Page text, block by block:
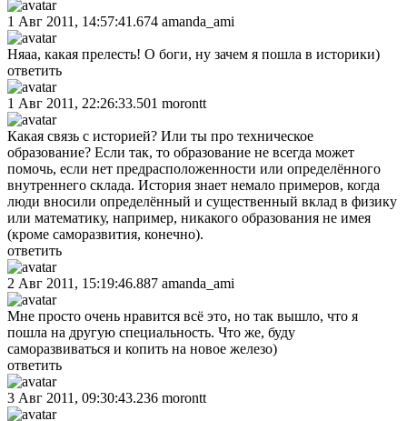
1 Авг 2011, 14:57:41.674 amanda_ami
Няаа, какая прелесть! О боги, ну зачем я пошла в историки)
ответить
1 Авг 2011, 22:26:33.501 morontt
Какая связь с историей? Или ты про техническое
образование? Если так, то образование не всегда может
помочь, если нет предрасположенности или определённого
внутреннего склада. История знает немало примеров, когда
люди вносили определённый и существенный вклад в физику
или математику, например, никакого образования не имея
(кроме саморазвития, конечно).
ответить
2 Авг 2011, 15:19:46.887 amanda_ami
Мне просто очень нравится всё это, но так вышло, что я
пошла на другую специальность. Что же, буду
саморазвиваться и копить на новое железо)
ответить
3 Авг 2011, 09:30:43.236 morontt